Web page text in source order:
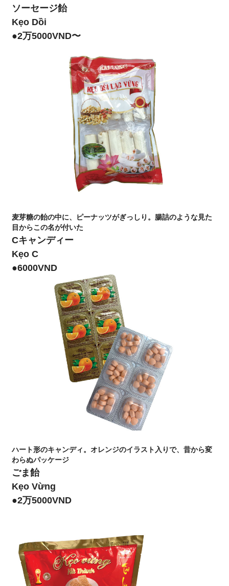
ソーセージ飴
Kẹo Dồi
●2万5000VND〜
麦芽糖の飴の中に、ピーナッツがぎっしり。腸詰のような見た
目からこの名が付いた
Cキャンディー
Kẹo C
●6000VND
ハート形のキャンディ。オレンジのイラスト入りで、昔から変
わらぬパッケージ
ごま飴
Kẹo Vừng
●2万5000VND